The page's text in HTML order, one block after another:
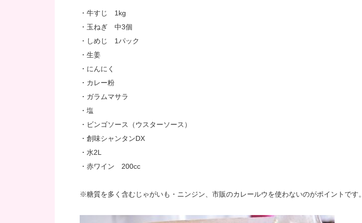
・牛すじ 1kg
・玉ねぎ 中3個
・しめじ 1パック
・生姜
・にんにく
・カレー粉
・ガラムマサラ
・塩
・ビンゴソース（ウスターソース）
・創味シャンタンDX
・水2L
・赤ワイン 200cc
※糖質を多く含むじゃがいも・ニンジン、市販のカレールウを使わないのがポイントです。